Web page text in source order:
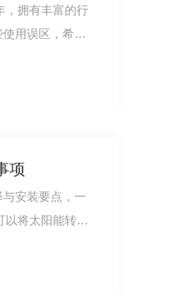
，拥有丰富的行
用误区，希望
项
安装要点，一
以将太阳能转化